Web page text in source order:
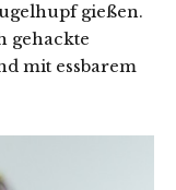
gießen.
gehackte
mit essbarem